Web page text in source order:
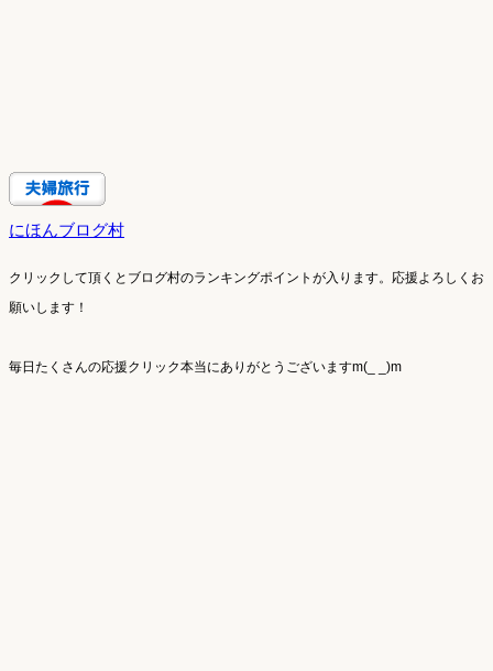
にほんブログ村
クリックして頂くとブログ村のランキングポイントが入ります。 応援よろしくお
願いします！
毎日たくさんの応援クリック本当にありがとうございますm(_ _)m